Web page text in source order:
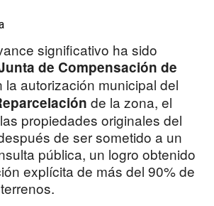
significativo ha sido
de Compensación de
la autorización municipal del
de la zona, el
propiedades originales del
de ser sometido a un
pública, un logro obtenido
explícita de más del 90% de